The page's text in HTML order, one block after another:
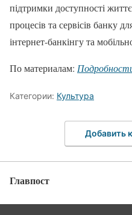
підтримки доступності
процесів та сервісів банку
інтернет-банкінгу та
По материалам:
Категории: Культура
Добавить
Главпост